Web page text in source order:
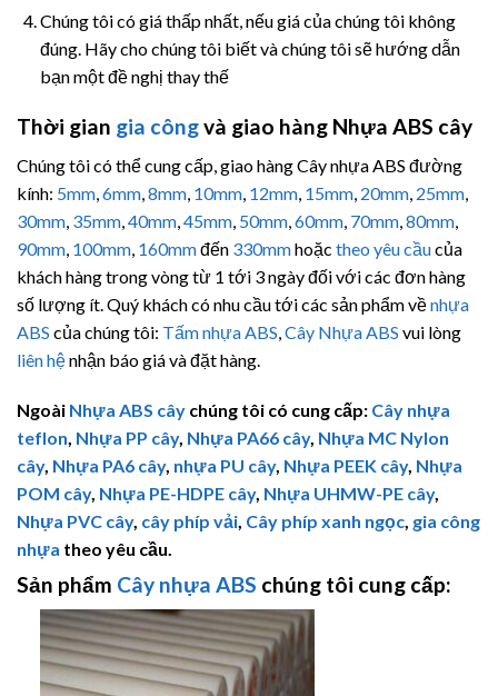
Chúng tôi có giá thấp nhất, nếu giá của chúng tôi không
đúng. Hãy cho chúng tôi biết và chúng tôi sẽ hướng dẫn
bạn một đề nghị thay thế
Thời gian gia côngvà giao hàng Nhựa ABS cây
Chúng tôi có thể cung cấp, giao hàng Cây nhựa ABS đường
kính: 5mm 6mm 8mm 10mm 12mm 15mm 20mm 25mm
30mm 35mm 40mm 45mm 50mm 60mm 70mm 80mm
90mm 100mm 160mmđến 330mmhoặc theo yêu cầucủa
khách hàng trong vòng từ 1 tới 3 ngày đối với các đơn hàng
số lượng ít. Quý khách có nhu cầu tới các sản phẩm vềnhựa
ABS của chúng tôi: Tấm nhựa ABS Cây Nhựa ABS vui lòng
liên hệnhận báo giá và đặt hàng.
Ngoài Nhựa ABS cây chúng tôi có cung cấp: Cây nhựa
teflon, Nhựa PP cây, Nhựa PA66 cây, Nhựa MC Nylon
cây, Nhựa PA6 cây, nhựa PU cây, Nhựa PEEK cây, Nhựa
POM cây, Nhựa PE-HDPE cây, Nhựa UHMW-PE cây,
Nhựa PVC cây, cây phíp vải, Cây phíp xanh ngọc, gia công
nhựa theo yêu cầu.
Sản phẩm Cây nhựa ABS chúng tôi cung cấp: